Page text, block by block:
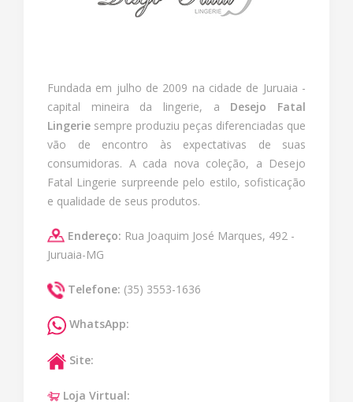
Fundada em julho de 2009 na cidade de Juruaia -
capital mineira da lingerie, a Desejo Fatal
Lingerie sempre produziu peças diferenciadas que
vão de encontro às expectativas de suas
consumidoras. A cada nova coleção, a Desejo
Fatal Lingerie surpreende pelo estilo, sofisticação
e qualidade de seus produtos.
Endereço: Rua Joaquim José Marques, 492 -
Juruaia-MG
Telefone: (35) 3553-1636
WhatsApp:
Site:
Loja Virtual: